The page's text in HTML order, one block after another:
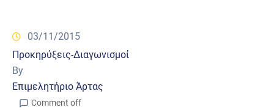
03/11/2015
Προκηρύξεις-Διαγωνισμοί
By
Επιμελητήριο Άρτας
Comment off